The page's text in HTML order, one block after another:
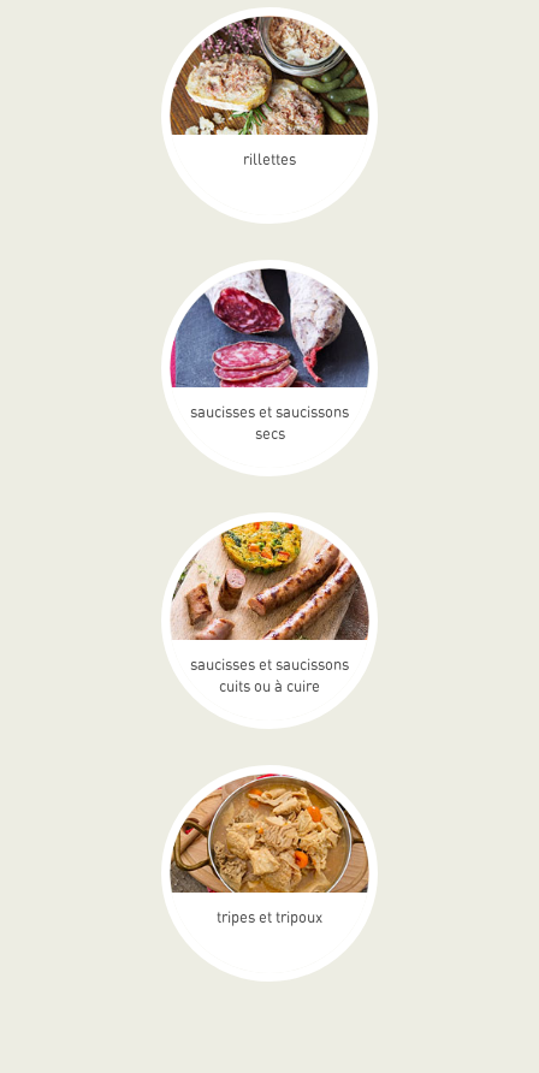
rillettes
saucisses et saucissons
secs
saucisses et saucissons
cuits ou à cuire
tripes et tripoux